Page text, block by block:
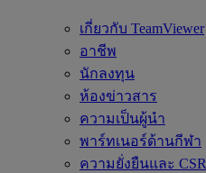
เกี่ยวกับ TeamViewer
อาชีพ
นักลงทุน
ห้องข่าวสาร
ความเป็นผู้นำ
พาร์ทเนอร์ด้านกีฬา
ความยั่งยืนและ CSR